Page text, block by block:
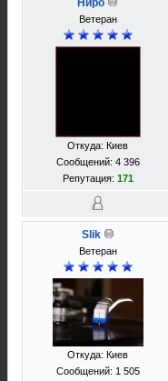
Ниро
Ветеран
Откуда: Киев
Сообщений: 4 396
Репутация: 171
Slik
Ветеран
Откуда: Киев
Сообщений: 1 505